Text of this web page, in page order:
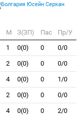
Юсейн Серкан
M З(ЗП) Пас
Пр/У
1 0(0) 0 0/0
2 0(0) 0 0/0
4 0(0) 0 1/0
2 0(0) 0 0/0
4 0(0) 0 2/0